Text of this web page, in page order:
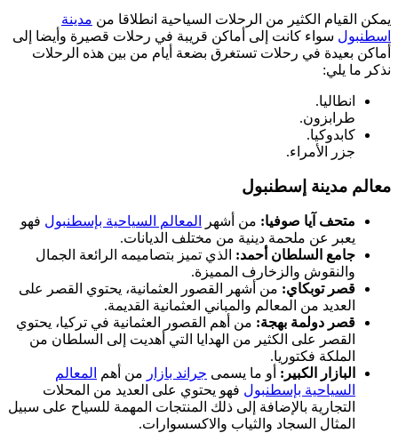
يمكن القيام الكثير من الرحلات السياحية انطلاقا من مدينة
اسطنبول سواء كانت إلى أماكن قريبة في رحلات قصيرة وأيضا إلى
أماكن بعيدة في رحلات تستغرق بضعة أيام من بين هذه الرحلات
نذكر ما يلي:
انطاليا.
طرابزون.
كابدوكيا.
جزر الأمراء.
معالم مدينة إسطنبول
متحف آيا صوفيا: من أشهر المعالم السياحية بإسطنبول فهو
يعبر عن ملحمة دينية من مختلف الديانات.
جامع السلطان أحمد: الذي تميز بتصاميمه الرائعة الجمال
والنقوش والزخارف المميزة.
قصر توبكاي: من أشهر القصور العثمانية، يحتوي القصر على
العديد من المعالم والمباني العثمانية القديمة.
قصر دولمة بهجة: من أهم القصور العثمانية في تركيا، يحتوي
القصر على الكثير من الهدايا التي أهديت إلى السلطان من
الملكة فكتوريا.
البازار الكبير: أو ما يسمى جراند بازار من أهم
المعالم
السياحية بإسطنبول فهو يحتوي على العديد من المحلات
التجارية بالإضافة إلى ذلك المنتجات المهمة للسياح على سبيل
المثال السجاد والثياب والاكسسوارات.